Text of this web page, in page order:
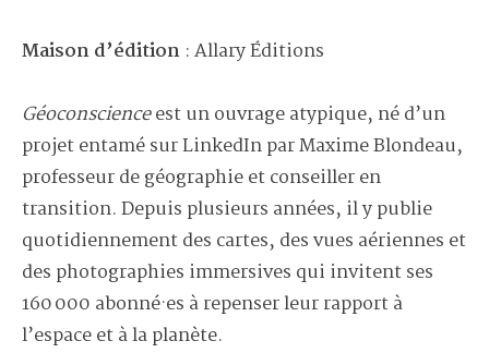
Maison d’édition : Allary Éditions
Géoconscienceest un ouvrage atypique, né d’un
projet entamé sur LinkedIn par Maxime Blondeau,
professeur de géographie et conseiller en
transition. Depuis plusieurs années, il y publie
quotidiennement des cartes, des vues aériennes et
des photographies immersives qui invitent ses
160 000 abonné·es à repenser leur rapport à
l’espace et à la planète.